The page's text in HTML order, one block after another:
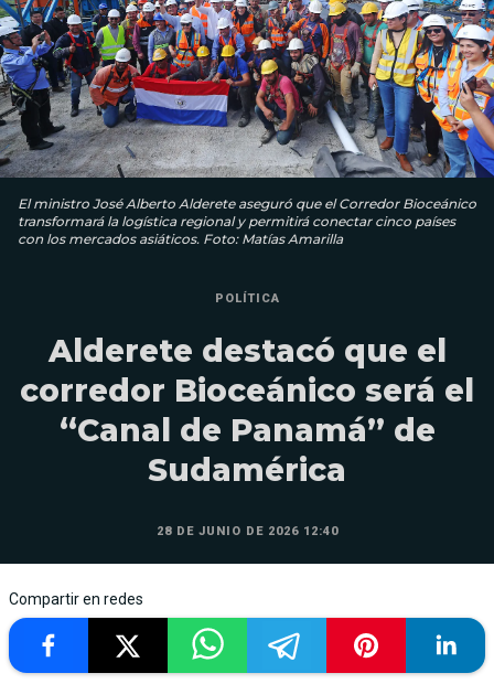
El ministro José Alberto Alderete aseguró que el Corredor Bioceánico
transformará la logística regional y permitirá conectar cinco países
con los mercados asiáticos. Foto: Matías Amarilla
POLÍTICA
Alderete destacó que el
corredor Bioceánico será el
“Canal de Panamá” de
Sudamérica
28 DE JUNIO DE 2026 12:40
Compartir en redes